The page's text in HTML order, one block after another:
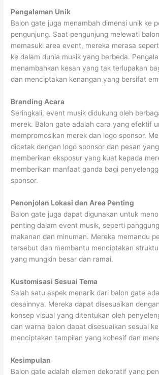
Pengalaman Unik
Balon gate juga menambah dimensi unik ke
pengunjung. Saat pengunjung melewati
memasuki area event, mereka merasa
ke dalam dunia musik yang berbeda.
menambahkan kesan yang tak terlupakan
dan menciptakan kenangan yang bersifat
Branding Acara
Seringkali, event musik didukung oleh
merek. Balon gate adalah cara yang efektif
mempromosikan merek dan logo sponsor.
dicetak dengan logo sponsor dan pesan
memberikan eksposur yang kuat kepada
memberikan manfaat ganda bagi
sponsor.
Penonjolan Lokasi dan Area Penting
Balon gate juga dapat digunakan untuk
penting dalam event musik, seperti
makanan dan minuman. Mereka memandu
tersebut dan membantu menciptakan
yang mungkin besar dan ramai.
Kustomisasi Sesuai Tema
Salah satu aspek menarik dari balon gate
desainnya. Mereka dapat disesuaikan
konsep visual yang ditentukan oleh
dan warna balon dapat disesuaikan sesuai
menciptakan tampilan yang kohesif dan
Kesimpulan
Balon gate adalah elemen dekoratif yang